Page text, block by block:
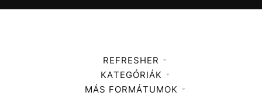
REFRESHER
Médiaajánlat
KATEGÓRIÁK
Zene
MÁS FORMÁTUMOK